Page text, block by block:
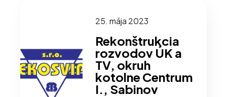
25. mája 2023
Rekonštrukcia
rozvodov ÚK a
TV, okruh
kotolne Centrum
I., Sabinov